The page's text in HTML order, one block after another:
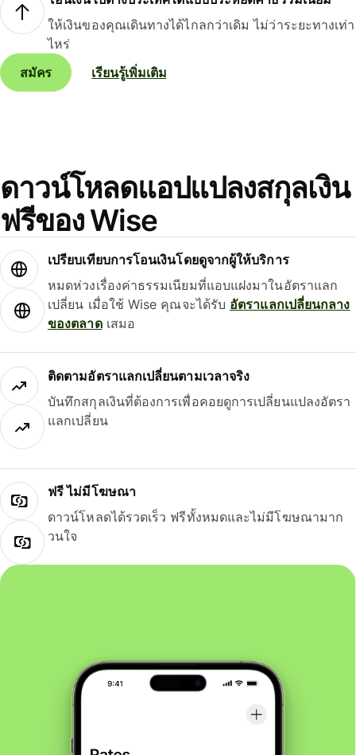
ให้เงินของคุณเดินทางได้ไกลกว่าเดิม ไม่ว่าระยะทางเท่า
ไหร่
สมัคร
เรียนรู้เพิ่มเติม
ดาวน์โหลดแอปแปลงสกุลเงิน
ฟรีของ Wise
เปรียบเทียบการโอนเงินโดยดูจากผู้ให้บริการ
หมดห่วงเรื่องค่าธรรมเนียมที่แอบแฝงมาในอัตราแลก
เปลี่ยน เมื่อใช้ Wise คุณจะได้รับ อัตราแลกเปลี่ยนกลาง
ของตลาดเสมอ
ติดตามอัตราแลกเปลี่ยนตามเวลาจริง
บันทึกสกุลเงินที่ต้องการเพื่อคอยดูการเปลี่ยนแปลงอัตรา
แลกเปลี่ยน
ฟรี ไม่มีโฆษณา
ดาวน์โหลดได้รวดเร็ว ฟรีทั้งหมดและไม่มีโฆษณามาก
วนใจ